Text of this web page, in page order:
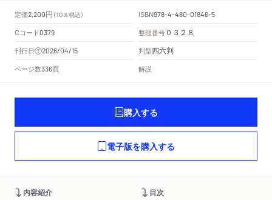
定価2,200円 （10％税込） ISBN978-4-480-01846-5
Cコード0379 整理番号 ０３２８
刊行日 2026/04/15 判型四六判
ページ数336頁 解説
購入する
電子版を購入する
内容紹介 目次